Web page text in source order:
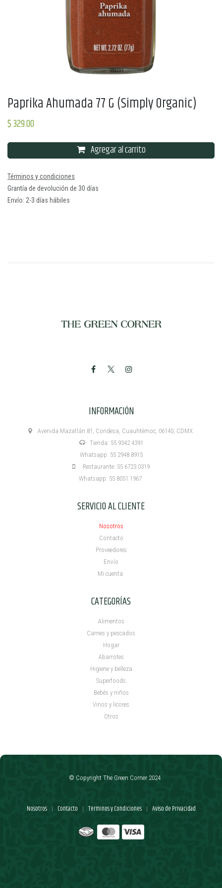
Paprika Ahumada 77 G (Simply Organic)
$329.00
Agregar al carrito
Términos y condiciones
Grantía de devolución de 30 días
Envío: 2-3 días hábiles
INFORMACIÓN
Avenida Mazatlán 81, Condesa, Cuauhtémoc, 06140, CDMX.
Tienda: 55 9342 4391
Whatsapp: 55 2948 8915
Restaurante: 55 6723 0319
Whatsapp: 55 8051 1967
SERVICIO AL CLIENTE
Nosotros
Contacto
Proveedores
Envío
Mi cuenta ​
CATEGORÍAS
Alimentos
Carnes y pescados
Hogar
Abarrotes
Higiene y belleza
Superfoods
Bebés y niños
Vinos y licores
Otros
Nosotros | Contacto | Términos y Condiciones | Aviso de Privacidad
© Copyright The Green Corner 2024